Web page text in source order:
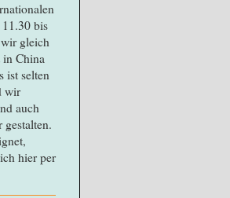
bis
gleich
in China
ist selten
wir
auch
gestalten.
hier per